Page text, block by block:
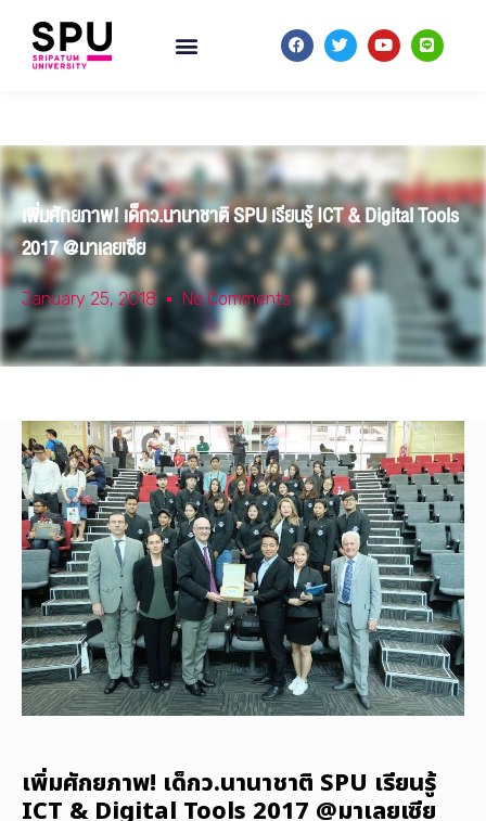
เพิ่มศักยภาพ! เด็กว.นานาชาติ SPU เรียนรู้ ICT & Digital Tools
2017 @มาเลยเซีย
January 25, 2018 No Comments
เพิ่มศักยภาพ! เด็กว.นานาชาติ SPU เรียนรู้
ICT & Digital Tools 2017 @มาเลยเซีย